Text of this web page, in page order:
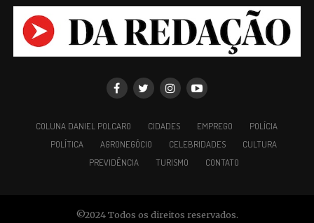
COLUNA DANIEL POLCARO CIDADES EMPREGO
POLÍCIA
POLÍTICA
AGRONEGÓCIO CELEBRIDADES
CULTURA
PREVIDÊNCIA
TURISMO CONTATO
©2024 Todos os direitos reservados.